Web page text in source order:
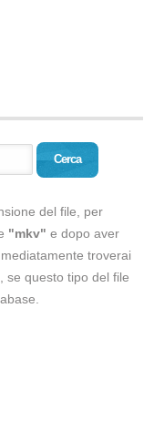
Cerca
del file, per
"mkv" e dopo aver
troverai
se questo tipo del file